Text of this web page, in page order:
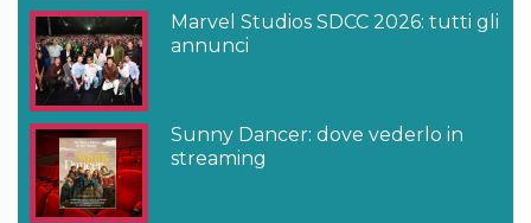
Marvel Studios SDCC 2026: tutti gli
annunci
Sunny Dancer: dove vederlo in
streaming